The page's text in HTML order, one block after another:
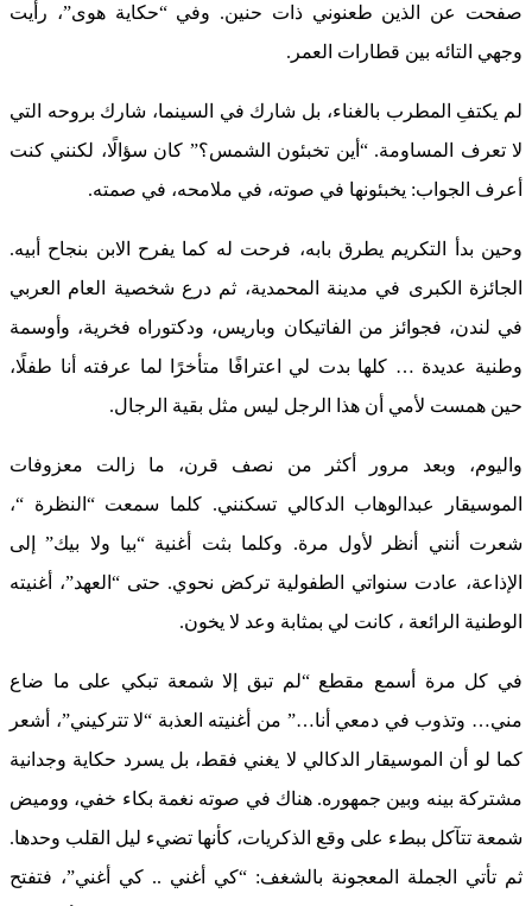
صفحت عن الذين طعنوني ذات حنين. وفي “حكاية هوى”، رأيت
وجهي التائه بين قطارات العمر.
لم يكتفِ المطرب بالغناء، بل شارك في السينما، شارك بروحه التي
لا تعرف المساومة. “أين تخبئون الشمس؟” كان سؤالًا، لكنني كنت
أعرف الجواب: يخبئونها في صوته، في ملامحه، في صمته.
وحين بدأ التكريم يطرق بابه، فرحت له كما يفرح الابن بنجاح أبيه.
الجائزة الكبرى في مدينة المحمدية، ثم درع شخصية العام العربي
في لندن، فجوائز من الفاتيكان وباريس، ودكتوراه فخرية، وأوسمة
وطنية عديدة … كلها بدت لي اعترافًا متأخرًا لما عرفته أنا طفلًا،
حين همست لأمي أن هذا الرجل ليس مثل بقية الرجال.
واليوم، وبعد مرور أكثر من نصف قرن، ما زالت معزوفات
الموسيقار عبدالوهاب الدكالي تسكنني. كلما سمعت “النظرة “،
شعرت أنني أنظر لأول مرة. وكلما بثت أغنية “بيا ولا بيك” إلى
الإذاعة، عادت سنواتي الطفولية تركض نحوي. حتى “العهد”، أغنيته
الوطنية الرائعة ، كانت لي بمثابة وعد لا يخون.
في كل مرة أسمع مقطع “لم تبق إلا شمعة تبكي على ما ضاع
مني… وتذوب في دمعي أنا…” من أغنيته العذبة “لا تتركيني”، أشعر
كما لو أن الموسيقار الدكالي لا يغني فقط، بل يسرد حكاية وجدانية
مشتركة بينه وبين جمهوره. هناك في صوته نغمة بكاء خفي، ووميض
شمعة تتآكل ببطء على وقع الذكريات، كأنها تضيء ليل القلب وحدها.
ثم تأتي الجملة المعجونة بالشغف: “كي أغني .. كي أغني”، فتفتح